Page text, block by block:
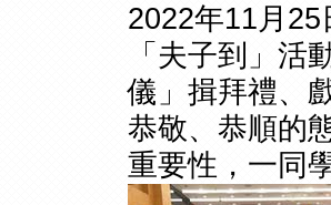
2022年11月
「夫子到」活
儀」揖拜禮、
恭敬、恭順的
重要性，一同